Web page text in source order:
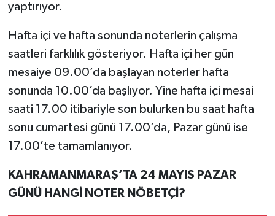
yaptırıyor.
Hafta içi ve hafta sonunda noterlerin çalışma
saatleri farklılık gösteriyor. Hafta içi her gün
mesaiye 09.00’da başlayan noterler hafta
sonunda 10.00’da başlıyor. Yine hafta içi mesai
saati 17.00 itibariyle son bulurken bu saat hafta
sonu cumartesi günü 17.00’da, Pazar günü ise
17.00’te tamamlanıyor.
KAHRAMANMARAŞ’TA 24 MAYIS PAZAR
GÜNÜ HANGİ NOTER NÖBETÇİ?